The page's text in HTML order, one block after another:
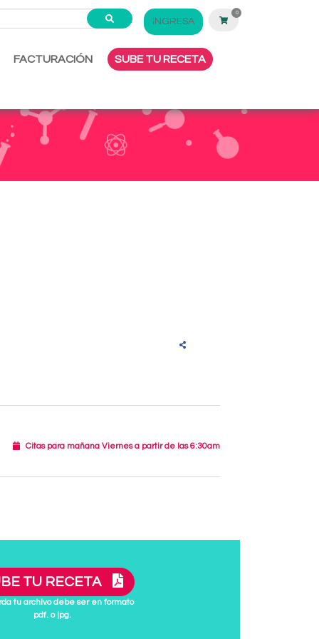
INGRESA
0
FACTURACIÓN SUBE TU RECETA
Citas para mañana Viernes a partir de las 6:30am
TU RECETA
tu archivo debe ser en formato
pdf. o jpg.